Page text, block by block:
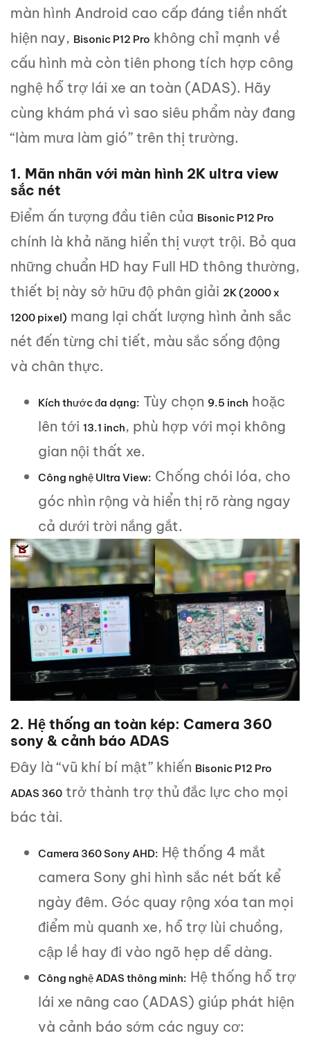
màn hình Android cao cấp đáng tiền nhất
hiện nay, Bisonic P12 Pro không chỉ mạnh về
cấu hình mà còn tiên phong tích hợp công
nghệ hỗ trợ lái xe an toàn (ADAS). Hãy
cùng khám phá vì sao siêu phẩm này đang
“làm mưa làm gió” trên thị trường.
1. Mãn nhãn với màn hình 2K ultra view
sắc nét
Điểm ấn tượng đầu tiên của Bisonic P12 Pro
chính là khả năng hiển thị vượt trội. Bỏ qua
những chuẩn HD hay Full HD thông thường,
thiết bị này sở hữu độ phân giải 2K (2000 x
1200 pixel) mang lại chất lượng hình ảnh sắc
nét đến từng chi tiết, màu sắc sống động
và chân thực.
Kích thước đa dạng: Tùy chọn 9.5 inch hoặc
lên tới 13.1 inch, phù hợp với mọi không
gian nội thất xe.
Công nghệ Ultra View: Chống chói lóa, cho
góc nhìn rộng và hiển thị rõ ràng ngay
cả dưới trời nắng gắt.
2. Hệ thống an toàn kép: Camera 360
sony & cảnh báo ADAS
Đây là “vũ khí bí mật” khiến Bisonic P12 Pro
ADAS 360 trở thành trợ thủ đắc lực cho mọi
bác tài.
Camera 360 Sony AHD: Hệ thống 4 mắt
camera Sony ghi hình sắc nét bất kể
ngày đêm. Góc quay rộng xóa tan mọi
điểm mù quanh xe, hỗ trợ lùi chuồng,
cập lề hay đi vào ngõ hẹp dễ dàng.
Công nghệ ADAS thông minh: Hệ thống hỗ trợ
lái xe nâng cao (ADAS) giúp phát hiện
và cảnh báo sớm các nguy cơ: